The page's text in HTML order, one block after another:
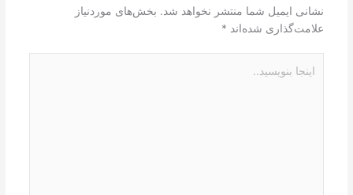
نشانی ایمیل شما منتشر نخواهد شد. بخش‌های موردنیاز
علامت‌گذاری شده‌اند *
بنویسید..